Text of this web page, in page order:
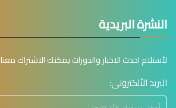
النشرة البريدية
لأستلام احدث الاخبار والدورات يمكنك الاشتراك معنا
البريد الألكترونى: